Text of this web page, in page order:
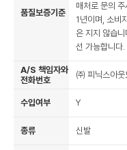
품질보증기준
매처로 문의
1년이며, 소비
은 지지 않습
선 가능합니다.
A/S 책임자와
전화번호
㈜ 피닉스아
수입여부 Y
종류 신발